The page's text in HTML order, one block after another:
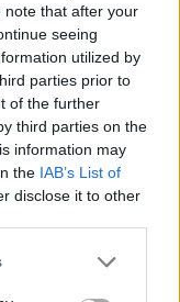
note that after your
seeing
utilized by
parties prior to
of the further
third parties on the
information may
the IAB’s List of
disclose it to other
lapai: kalta ne
klaida
Dunojus